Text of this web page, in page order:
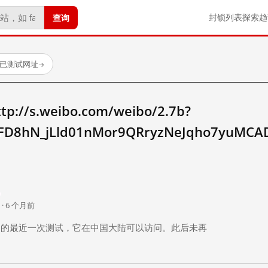
查询 封锁列表探索
测试网址→
s.weibo.com/weibo/2.7b?
6 个月前
最近一次测试，它在中国大陆可以访问。此后未再